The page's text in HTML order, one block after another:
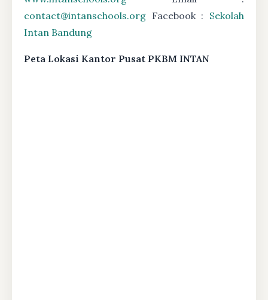
contact@intanschools.org Facebook : Sekolah
Intan Bandung
Peta Lokasi Kantor Pusat PKBM INTAN